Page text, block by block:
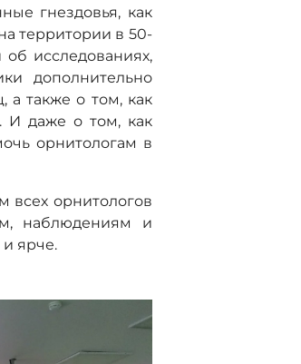
гнездовья, как
территории в 50-
исследованиях,
дополнительно
а также о том, как
И даже о том, как
орнитологам в
всех орнитологов
наблюдениям и
ярче.